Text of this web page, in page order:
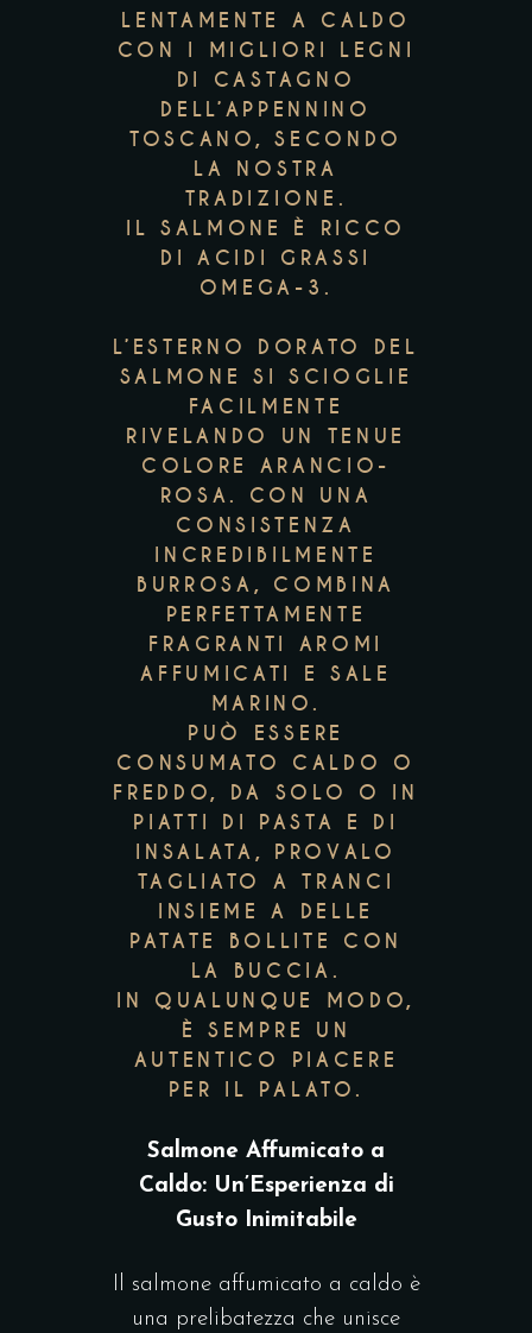
LENTAMENTE A CALDO
CON I MIGLIORI LEGNI
DI CASTAGNO
DELL’APPENNINO
TOSCANO, SECONDO
LA NOSTRA
TRADIZIONE.
IL SALMONE È RICCO
DI ACIDI GRASSI
OMEGA-3.
L’ESTERNO DORATO DEL
SALMONE SI SCIOGLIE
FACILMENTE
RIVELANDO UN TENUE
COLORE ARANCIO-
ROSA. CON UNA
CONSISTENZA
INCREDIBILMENTE
BURROSA, COMBINA
PERFETTAMENTE
FRAGRANTI AROMI
AFFUMICATI E SALE
MARINO.
PUÒ ESSERE
CONSUMATO CALDO O
FREDDO, DA SOLO O IN
PIATTI DI PASTA E DI
INSALATA, PROVALO
TAGLIATO A TRANCI
INSIEME A DELLE
PATATE BOLLITE CON
LA BUCCIA.
IN QUALUNQUE MODO,
È SEMPRE UN
AUTENTICO PIACERE
PER IL PALATO.
Salmone Affumicato a
Caldo: Un’Esperienza di
Gusto Inimitabile
Il salmone affumicato a caldo è
una prelibatezza che unisce